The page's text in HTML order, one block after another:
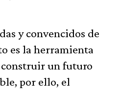
y convencidos de
es la herramienta
construir un futuro
por ello, el